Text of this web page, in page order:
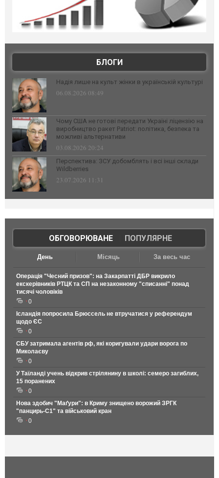
БЛОГИ
Надія лише на культ жінки в українській культурі
06.08.2026 08:49
Чому США не готові передати Україні ліцензію на
виробництво ракет Patriot: політика, безпека та
можливі альтернативи
03.08.2026 20:24
Перспектива: ЗСУ добомблять і всі інші склади
Wildberries
23.07.2026 11:31
ОБГОВОРЮВАНЕ| ПОПУЛЯРНЕ
День Місяць За весь час
Операція "Чесний призов": на Закарпатті ДБР викрило
екскерівників РТЦК та СП на незаконному "списанні" понад
тисячі чоловіків
0
Ісландія попросила Брюссель не втручатися у референдум
щодо ЄС
0
СБУ затримала агентів рф, які коригували удари ворога по
Миколаєву
0
У Таїланді учень відкрив стрілянину в школі: семеро загиблих,
15 поранених
0
Нова здобич "Маґури": в Криму знищено ворожий ЗРГК
"панцирь-С1" та військовий кран
0